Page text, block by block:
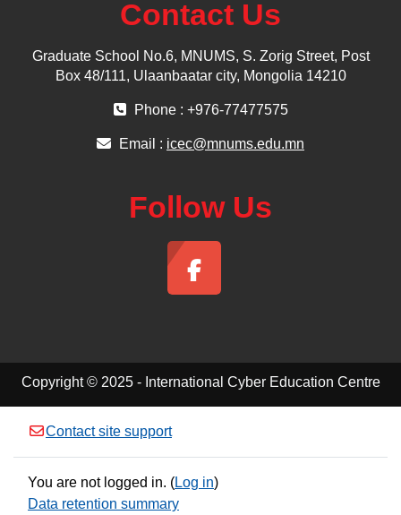
Contact Us
Graduate School No.6, MNUMS, S. Zorig Street, Post
Box 48/111, Ulaanbaatar city, Mongolia 14210
Phone : +976-77477575
Email : icec@mnums.edu.mn
Follow Us
Copyright © 2025 - International Cyber Education Centre
Contact site support
You are not logged in. (Log in)
Data retention summary